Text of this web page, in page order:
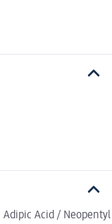
Acid / Neopentyl